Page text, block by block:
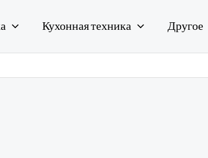
Кухонная техника Другое